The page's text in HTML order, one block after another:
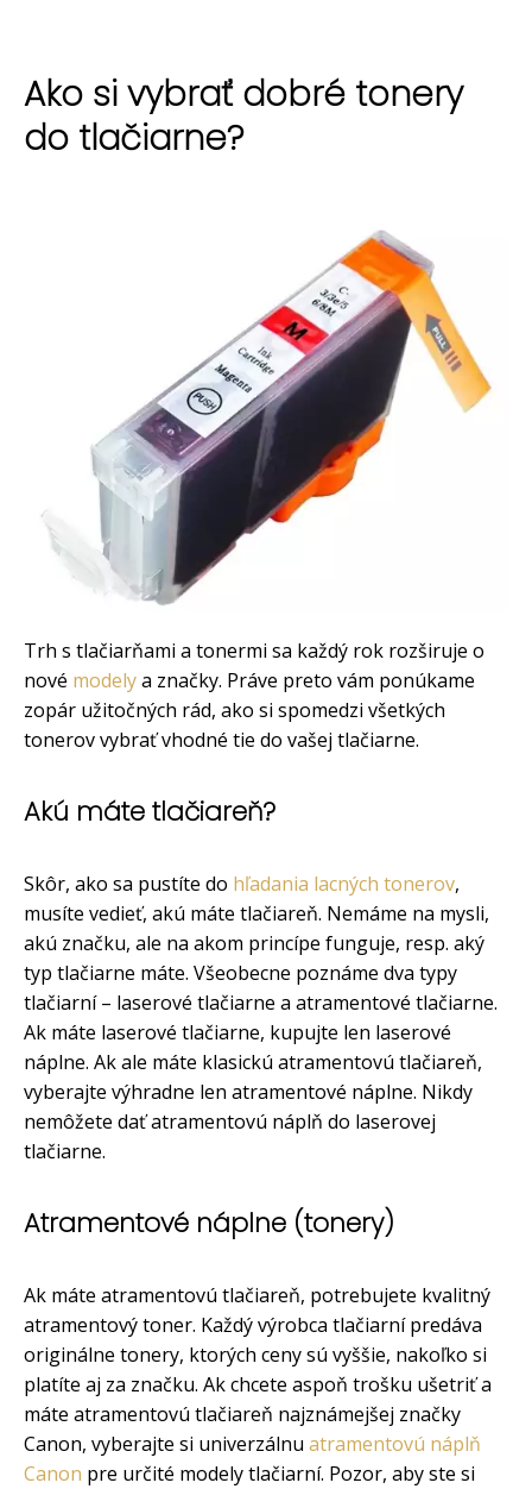
Ako si vybrať dobré tonery
do tlačiarne?
Trh s tlačiarňami a tonermi sa každý rok rozširuje o
nové modelya značky. Práve preto vám ponúkame
zopár užitočných rád, ako si spomedzi všetkých
tonerov vybrať vhodné tie do vašej tlačiarne.
Akú máte tlačiareň?
Skôr, ako sa pustíte do hľadania lacných tonerov,
musíte vedieť, akú máte tlačiareň. Nemáme na mysli,
akú značku, ale na akom princípe funguje, resp. aký
typ tlačiarne máte. Všeobecne poznáme dva typy
tlačiarní – laserové tlačiarne a atramentové tlačiarne.
Ak máte laserové tlačiarne, kupujte len laserové
náplne. Ak ale máte klasickú atramentovú tlačiareň,
vyberajte výhradne len atramentové náplne. Nikdy
nemôžete dať atramentovú náplň do laserovej
tlačiarne.
Atramentové náplne (tonery)
Ak máte atramentovú tlačiareň, potrebujete kvalitný
atramentový toner. Každý výrobca tlačiarní predáva
originálne tonery, ktorých ceny sú vyššie, nakoľko si
platíte aj za značku. Ak chcete aspoň trošku ušetriť a
máte atramentovú tlačiareň najznámejšej značky
Canon, vyberajte si univerzálnu atramentovú náplň
Canon pre určité modely tlačiarní. Pozor, aby ste si